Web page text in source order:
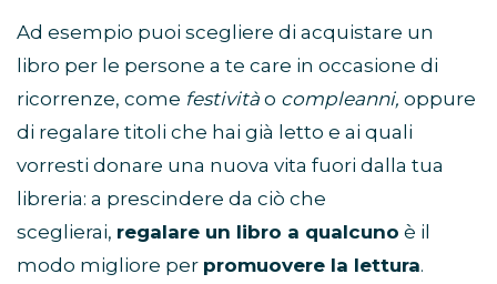
Ad esempio puoi scegliere di acquistare un
libro per le persone a te care in occasione di
ricorrenze, come festività o compleanni, oppure
di regalare titoli che hai già letto e ai quali
vorresti donare una nuova vita fuori dalla tua
libreria: a prescindere da ciò che
sceglierai, regalare un libro a qualcuno è il
modo migliore per promuovere la lettura.